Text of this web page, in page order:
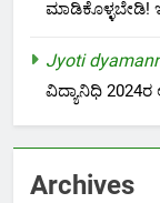
Jyoti
ವಿದ್ಯಾನಿಧಿ 2024ರ
Archives